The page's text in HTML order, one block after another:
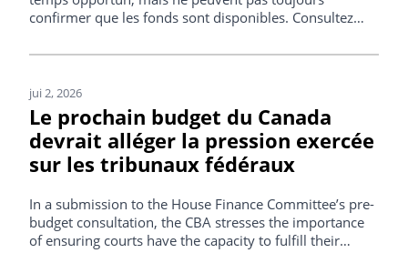
confirmer que les fonds sont disponibles. Consultez
notre gabarit pour inciter votre institution financière à
jui 2, 2026
Le prochain budget du Canada
devrait alléger la pression exercée
sur les tribunaux fédéraux
In a submission to the House Finance Committee’s pre-
budget consultation, the CBA stresses the importance
of ensuring courts have the capacity to fulfill their